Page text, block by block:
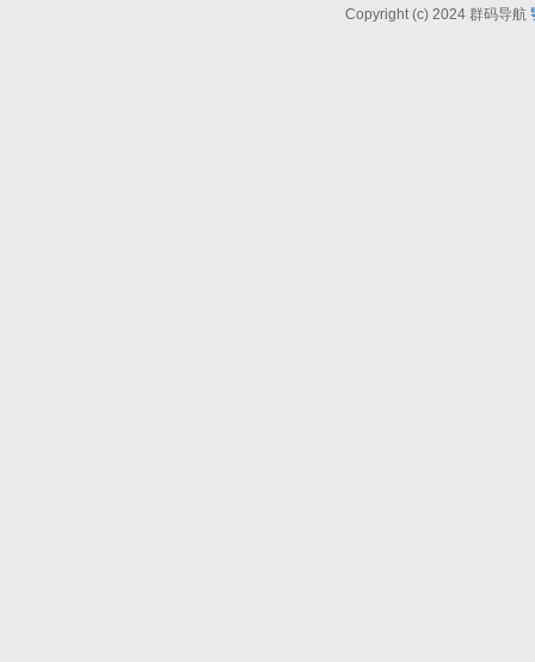
Copyright (c) 2024 群码导航